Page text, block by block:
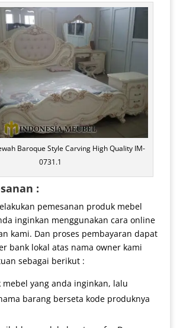
Baroque Style Carving High Quality IM-
0731.1
:
pemesanan produk mebel
inginkan menggunakan cara online
kami. Dan proses pembayaran dapat
bank lokal atas nama owner kami
sebagai berikut :
yang anda inginkan, lalu
barang berseta kode produknya